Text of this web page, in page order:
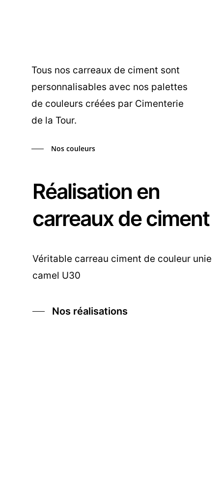
Tous nos carreaux de ciment sont
personnalisables avec nos palettes
de couleurs créées par Cimenterie
de la Tour.
Nos couleurs
Réalisation en
carreaux de ciment
Véritable carreau ciment de couleur unie
camel U30
Nos réalisations